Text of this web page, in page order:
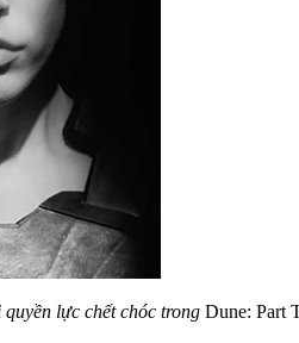
lực chết chóc trong Dune: Part